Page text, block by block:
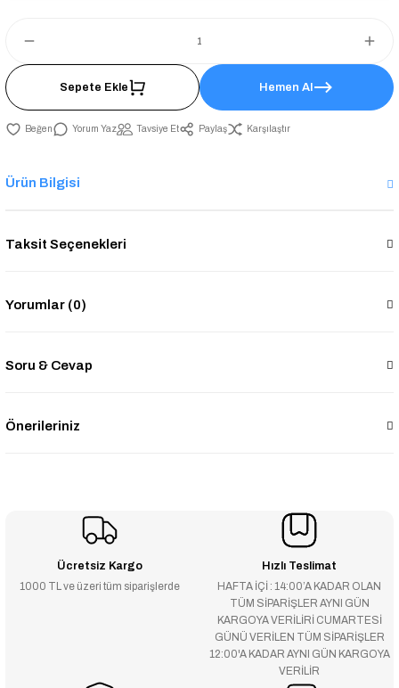
Sepete Ekle Hemen Al
Yorum Yaz Tavsiye Et Paylaş Karşılaştır
Ürün Bilgisi
Taksit Seçenekleri
Yorumlar (0)
Soru & Cevap
Önerileriniz
Ücretsiz Kargo
1000 TL ve üzeri tüm siparişlerde
Hızlı Teslimat
HAFTA İÇİ : 14:00’A KADAR OLAN
TÜM SİPARİŞLER AYNI GÜN
KARGOYA VERİLİRİ CUMARTESİ
GÜNÜ VERİLEN TÜM SİPARİŞLER
12:00'A KADAR AYNI GÜN KARGOYA
VERİLİR